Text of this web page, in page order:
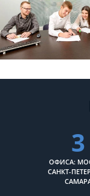
3
ОФИСА:
САНКТ-